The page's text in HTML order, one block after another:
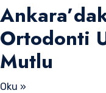
Ortodonti
Mutlu
Oku »